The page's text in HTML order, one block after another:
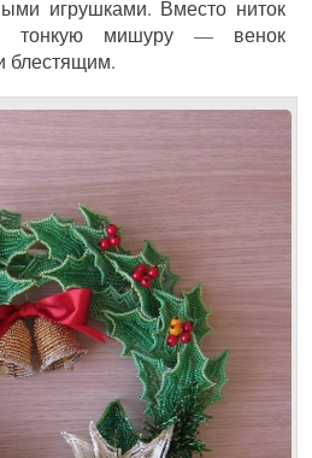
игрушками. Вместо ниток
тонкую мишуру — венок
блестящим.